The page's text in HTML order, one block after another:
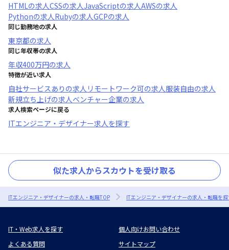
HTMLの求人CSSの求人JavaScriptの求人AWSの求人
Pythonの求人Rubyの求人GCPの求人
同じ勤務地の求人
東京都の求人
同じ年収帯の求人
年収400万円の求人
特徴が近い求人
自社サービスあり の求人 リモートワーク可の求人服装自由の求人
新規立ち上げの求人ベンチャー企業の求人
求人検索ページに戻る
ITエンジニア・デザイナー求人を探す
似た求人からスカウトを受け取る
ITエンジニア・デザイナーの求人・転職TOP ITエンジニア・デザイナーの求人・転職を
IT・Web求人を探す
個人向けお問い合わせ
よくある質問
サイトマップ